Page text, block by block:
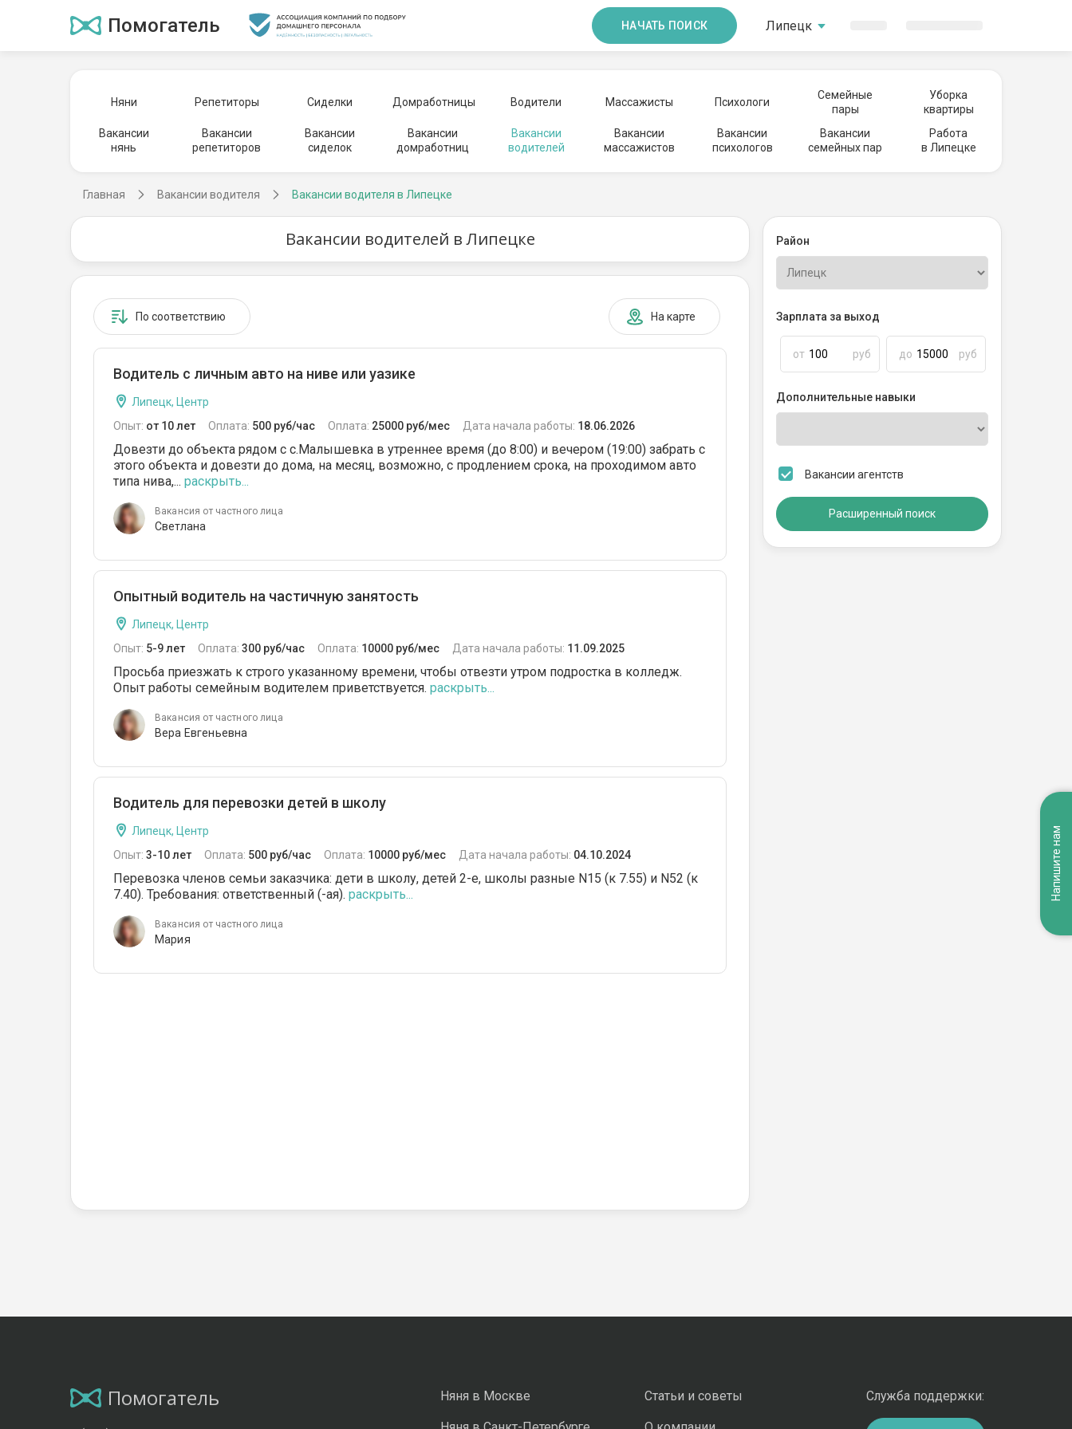
Помогатель НАЧАТЬ ПОИСК Липецк
Няни Репетиторы Сиделки Домработницы Водители Массажисты Психологи
Семейные
пары
Уборка
квартиры
Вакансии
нянь
Вакансии
репетиторов
Вакансии
сиделок
Вакансии
домработниц
Вакансии
водителей
Вакансии
массажистов
Вакансии
психологов
Вакансии
семейных пар
Работа
в Липецке
Главная Вакансии водителя Вакансии водителя в Липецке
Вакансии водителей в Липецке
По соответствию На карте
Водитель с личным авто на ниве или уазике
Липецк, Центр
Опыт: от 10 лет Оплата: 500 руб/час Оплата: 25000 руб/мес Дата начала работы: 18.06.2026
Довезти до объекта рядом с с.Малышевка в утреннее время (до 8:00) и вечером (19:00) забрать с
этого объекта и довезти до дома, на месяц, возможно, с продлением срока, на проходимом авто
типа нива,... раскрыть...
Вакансия от частного лица
Светлана
Опытный водитель на частичную занятость
Липецк, Центр
Опыт: 5-9 лет Оплата: 300 руб/час Оплата: 10000 руб/мес Дата начала работы: 11.09.2025
Просьба приезжать к строго указанному времени, чтобы отвезти утром подростка в колледж.
Опыт работы семейным водителем приветствуется. раскрыть...
Вакансия от частного лица
Вера Евгеньевна
Водитель для перевозки детей в школу
Липецк, Центр
Опыт: 3-10 лет Оплата: 500 руб/час Оплата: 10000 руб/мес Дата начала работы: 04.10.2024
Перевозка членов семьи заказчика: дети в школу, детей 2-е, школы разные N15 (к 7.55) и N52 (к
7.40). Требования: ответственный (-ая). раскрыть...
Вакансия от частного лица
Мария
Район
Зарплата за выход
от руб до руб
Дополнительные навыки
Вакансии агентств
Расширенный поиск
Помогатель Няня в Москве Статьи и советы Служба поддержки:
Напишите нам